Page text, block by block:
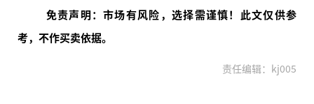
免责声明：市场有风险，选择需谨慎！此文仅供参
考，不作买卖依据。
责任编辑：kj005